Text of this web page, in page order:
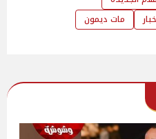
مات ديمون